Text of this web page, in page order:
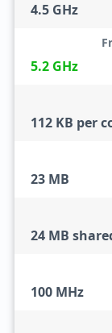
4.5 GHz
5.2 GHz
112 KB per
23 MB
24 MB
100 MHz